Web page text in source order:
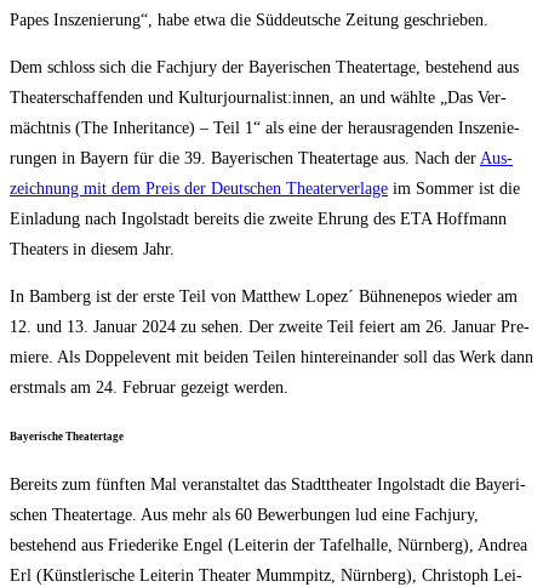
Papes Insze­nie­rung“, habe etwa die Süd­deut­sche Zei­tung geschrieben.
Dem schloss sich die Fach­ju­ry der Baye­ri­schen Thea­ter­ta­ge, bestehend aus
Thea­ter­schaf­fen­den und Kulturjournalist:innen, an und wähl­te „Das Ver­
mächt­nis (The Inhe­ri­tance) – Teil 1“ als eine der her­aus­ra­gen­den Insze­nie­
run­gen in Bay­ern für die 39. Baye­ri­schen Thea­ter­ta­ge aus. Nach der Aus­
zeich­nung mit dem Preis der Deut­schen Thea­ter­ver­la­ge im Som­mer ist die
Ein­la­dung nach Ingol­stadt bereits die zwei­te Ehrung des ETA Hoff­mann
Thea­ters in die­sem Jahr.
In Bam­berg ist der ers­te Teil von Matthew Lopez´ Büh­nen­epos wie­der am
12. und 13. Janu­ar 2024 zu sehen. Der zwei­te Teil fei­ert am 26. Janu­ar Pre­
mie­re. Als Dop­pe­le­vent mit bei­den Tei­len hin­ter­ein­an­der soll das Werk dann
erst­mals am 24. Febru­ar gezeigt werden.
Baye­ri­sche Theatertage
Bereits zum fünf­ten Mal ver­an­stal­tet das Stadt­thea­ter Ingol­stadt die Baye­ri­
schen Thea­ter­ta­ge. Aus mehr als 60 Bewer­bun­gen lud eine Fach­ju­ry,
bestehend aus Frie­de­ri­ke Engel (Lei­te­rin der Tafel­hal­le, Nürn­berg), Andrea
Erl (Künst­le­ri­sche Lei­te­rin Thea­ter Mumm­pitz, Nürn­berg), Chris­toph Lei­